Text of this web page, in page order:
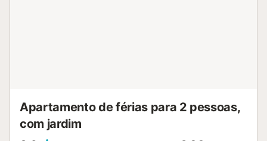
Apartamento de férias para 2 pessoas,
com jardim